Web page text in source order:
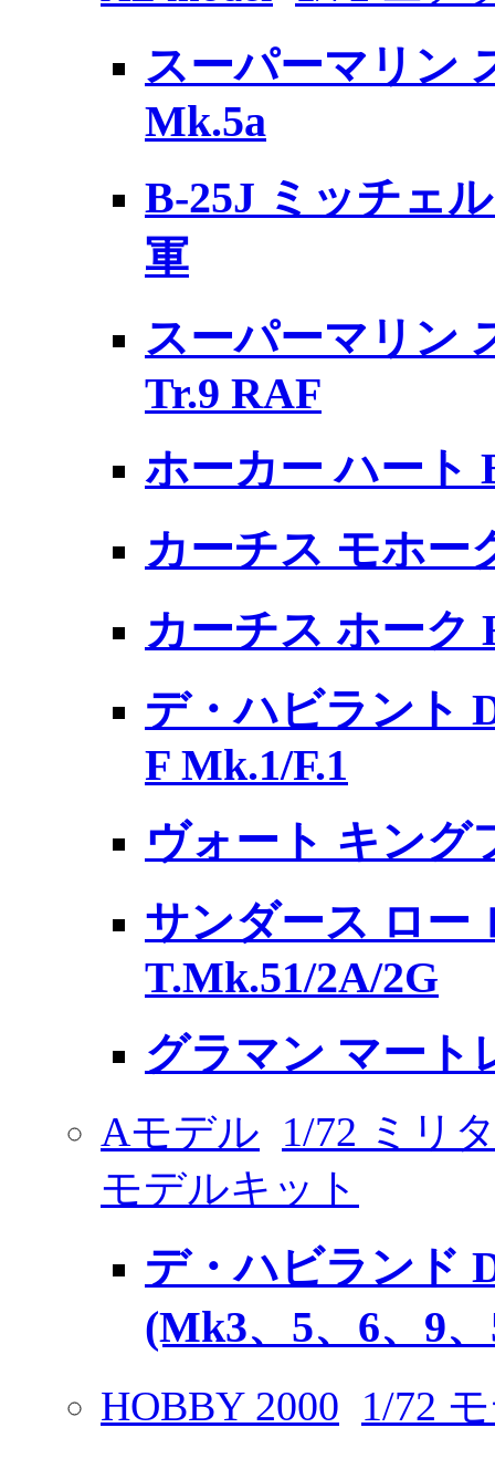
スーパーマリン
Mk.5a
B-25J ミッチェ
軍
スーパーマリン
Tr.9 RAF
ホーカー ハート
カーチス モホー
カーチス ホーク
デ・ハビラント
F Mk.1/F.1
ヴォート キング
サンダース ロー
T.Mk.51/2A/2G
グラマン マート
Aモデル 1/72 ミリ
モデルキット
デ・ハビランド
(Mk3、5、6、9
HOBBY 2000 1/72